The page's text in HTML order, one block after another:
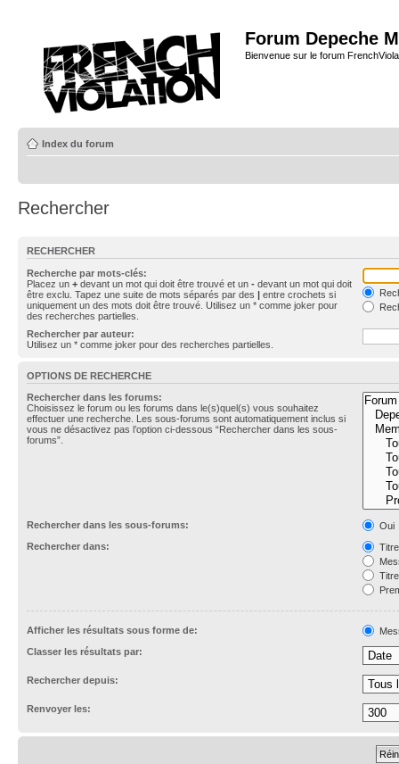
Forum Depeche
Bienvenue sur le forum
Index du forum
Rechercher
RECHERCHER
Recherche par mots-clés:
Placez un + devant un mot qui doit être trouvé et un - devant un mot qui doit
être exclu. Tapez une suite de mots séparés par des | entre crochets si
uniquement un des mots doit être trouvé. Utilisez un * comme joker pour
des recherches partielles.
Rechercher par auteur:
Utilisez un * comme joker pour des recherches partielles.
OPTIONS DE RECHERCHE
Rechercher dans les forums:
Choisissez le forum ou les forums dans le(s)quel(s) vous souhaitez
effectuer une recherche. Les sous-forums sont automatiquement inclus si
vous ne désactivez pas l’option ci-dessous “Rechercher dans les sous-
forums”.
Rechercher dans les sous-forums:
Oui
Rechercher dans:
Afficher les résultats sous forme de:
Classer les résultats par:
Rechercher depuis:
Renvoyer les: